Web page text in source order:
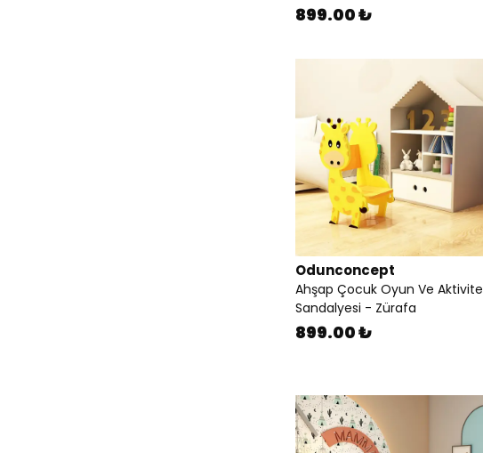
899.00 ₺
Odunconcept
Ahşap Çocuk Oyun Ve Aktivite
Sandalyesi - Zürafa
899.00 ₺